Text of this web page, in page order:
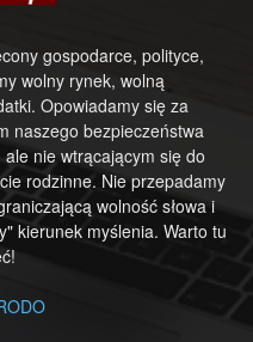
gospodarce, polityce,
wolny rynek, wolną
Opowiadamy się za
naszego bezpieczeństwa
nie wtrącającym się do
rodzinne. Nie przepadamy
wolność słowa i
kierunek myślenia. Warto tu